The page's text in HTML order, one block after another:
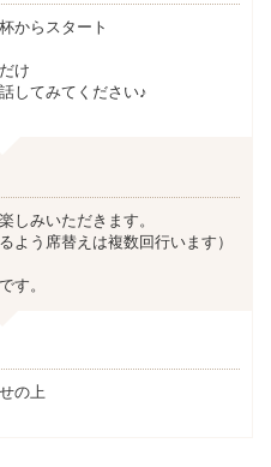
からスタート
け
してみてください♪
しみいただきます。
よう席替えは複数回行います）
す。
の上